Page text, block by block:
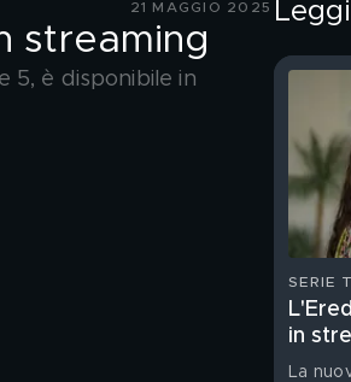
21 MAGGIO 2025
streaming
5, è disponibile in
SERIE
in
La